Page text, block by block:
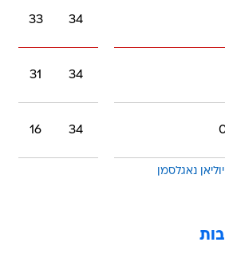
34
33
34
31
34
16
יוליאן נאגלסמן